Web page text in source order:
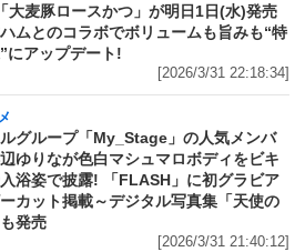
大麦豚ロースかつ」が明日1日(水)発売
ムとのコラボでボリュームも旨みも“特
にアップデート!
[2026/3/31 22:18:34]
グループ「My_Stage」の人気メンバ
ゆりなが色白マシュマロボディをビキ
浴姿で披露! 「FLASH」に初グラビア
カット掲載～デジタル写真集「天使の
発売
[2026/3/31 21:40:12]